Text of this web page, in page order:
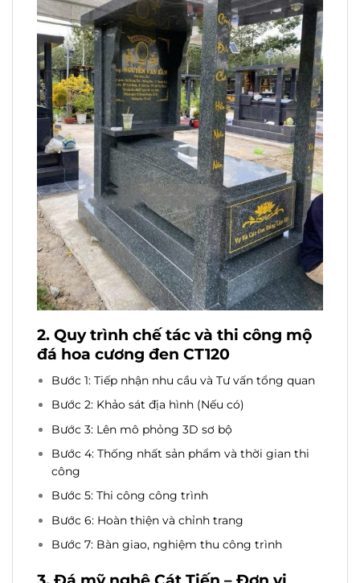
2. Quy trình chế tác và thi công mộ
đá hoa cương đen CT120
Bước 1: Tiếp nhận nhu cầu và Tư vấn tổng quan
Bước 2: Khảo sát địa hình (Nếu có)
Bước 3: Lên mô phỏng 3D sơ bộ
Bước 4: Thống nhất sản phẩm và thời gian thi
công
Bước 5: Thi công công trình
Bước 6: Hoàn thiện và chỉnh trang
Bước 7: Bàn giao, nghiệm thu công trình